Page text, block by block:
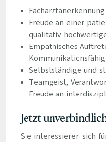
Freude an einer
qualitativ
Empathisches
Selbstständige und
Teamgeist,
Freude an
Jetzt
Sie interessieren sich